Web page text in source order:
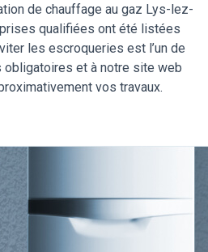
de chauffage au gaz Lys-lez-
qualifiées ont été listées
les escroqueries est l’un de
obligatoires et à notre site web
vos travaux.